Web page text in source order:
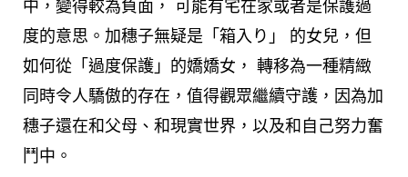
中，變得較為負面， 可能有宅在家或者是保護過
度的意思。加穗子無疑是「箱入り」 的女兒，但
如何從「過度保護」的嬌嬌女， 轉移為一種精緻
同時令人驕傲的存在，值得觀眾繼續守護，因為加
穗子還在和父母、和現實世界，以及和自己努力奮
鬥中。